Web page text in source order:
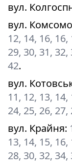
вул.
вул.
12, 14, 16,
29, 30, 31, 32,
42.
вул.
11, 12, 13,
24, 25, 26, 27,
вул. Крайня:
13, 14, 15,
28, 30, 32, 34,